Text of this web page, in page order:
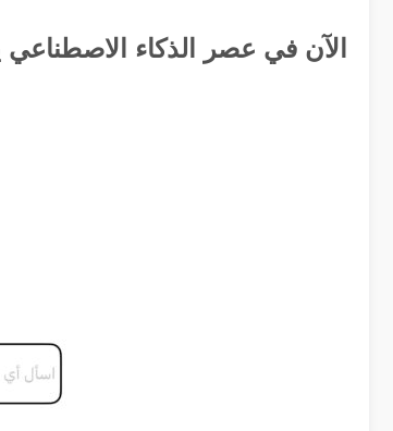
الآن في عصر الذكاء